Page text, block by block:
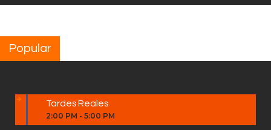
Popular
Tardes Reales
2:00 PM - 5:00 PM